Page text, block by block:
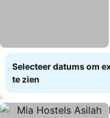
Selecteer datums om
te zien